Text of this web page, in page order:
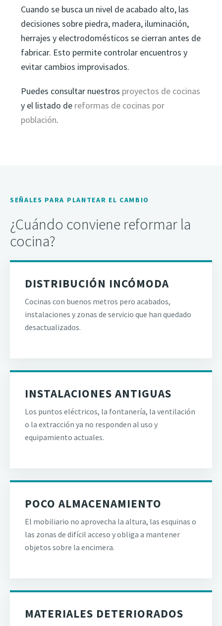
Cuando se busca un nivel de acabado alto, las
decisiones sobre piedra, madera, iluminación,
herrajes y electrodomésticos se cierran antes de
fabricar. Esto permite controlar encuentros y
evitar cambios improvisados.
Puedes consultar nuestros proyectos de cocinas
y el listado de reformas de cocinas por
población.
SEÑALES PARA PLANTEAR EL CAMBIO
¿Cuándo conviene reformar la
cocina?
DISTRIBUCIÓN INCÓMODA
Cocinas con buenos metros pero acabados,
instalaciones y zonas de servicio que han quedado
desactualizados.
INSTALACIONES ANTIGUAS
Los puntos eléctricos, la fontanería, la ventilación
o la extracción ya no responden al uso y
equipamiento actuales.
POCO ALMACENAMIENTO
El mobiliario no aprovecha la altura, las esquinas o
las zonas de difícil acceso y obliga a mantener
objetos sobre la encimera.
MATERIALES DETERIORADOS